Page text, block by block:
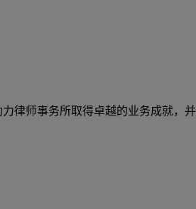
律师事务所取得卓越的业务成就，